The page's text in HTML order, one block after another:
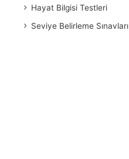
Hayat Bilgisi Testleri
Seviye Belirleme Sınavları